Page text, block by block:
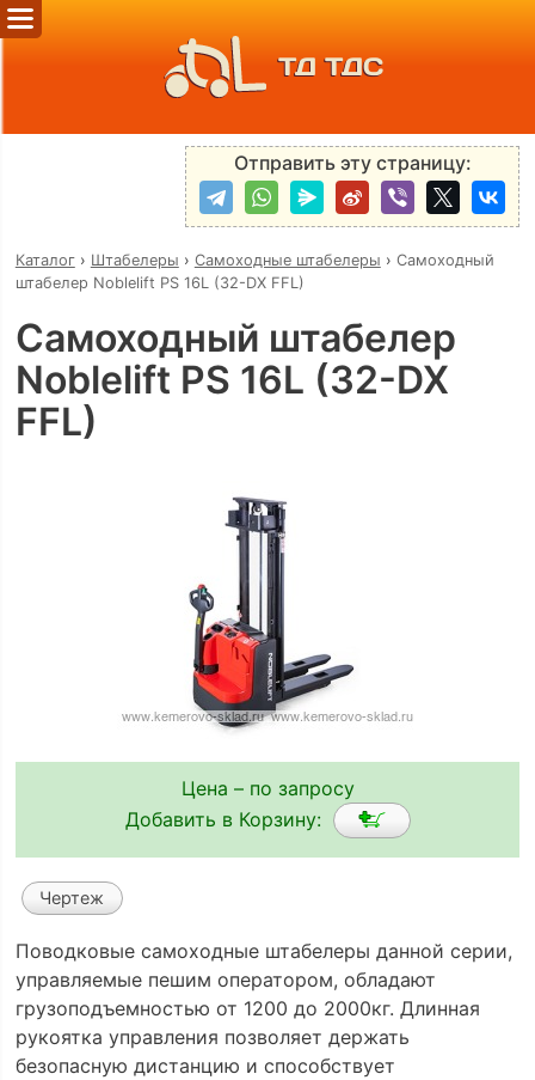
ТД ТДС
Отправить эту страницу:
Каталог› Штабелеры › Самоходные штабелеры › Самоходный
штабелер Noblelift PS 16L (32-DX FFL)
Самоходный штабелер
Noblelift PS 16L (32-DX
FFL)
Цена – по запросу
Добавить в Корзину:
Чертеж
Поводковые самоходные штабелеры данной серии,
управляемые пешим оператором, обладают
грузоподъемностью от 1200 до 2000кг. Длинная
рукоятка управления позволяет держать
безопасную дистанцию и способствует